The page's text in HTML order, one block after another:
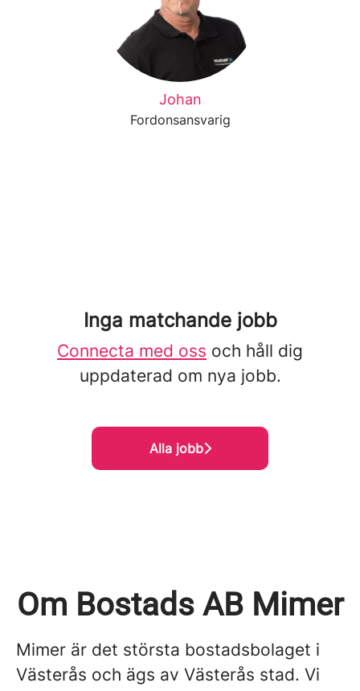
Johan
Fordonsansvarig
Inga matchande jobb
Connecta med oss och håll dig
uppdaterad om nya jobb.
Alla jobb
Om Bostads AB Mimer
Mimer är det största bostadsbolaget i
Västerås och ägs av Västerås stad. Vi